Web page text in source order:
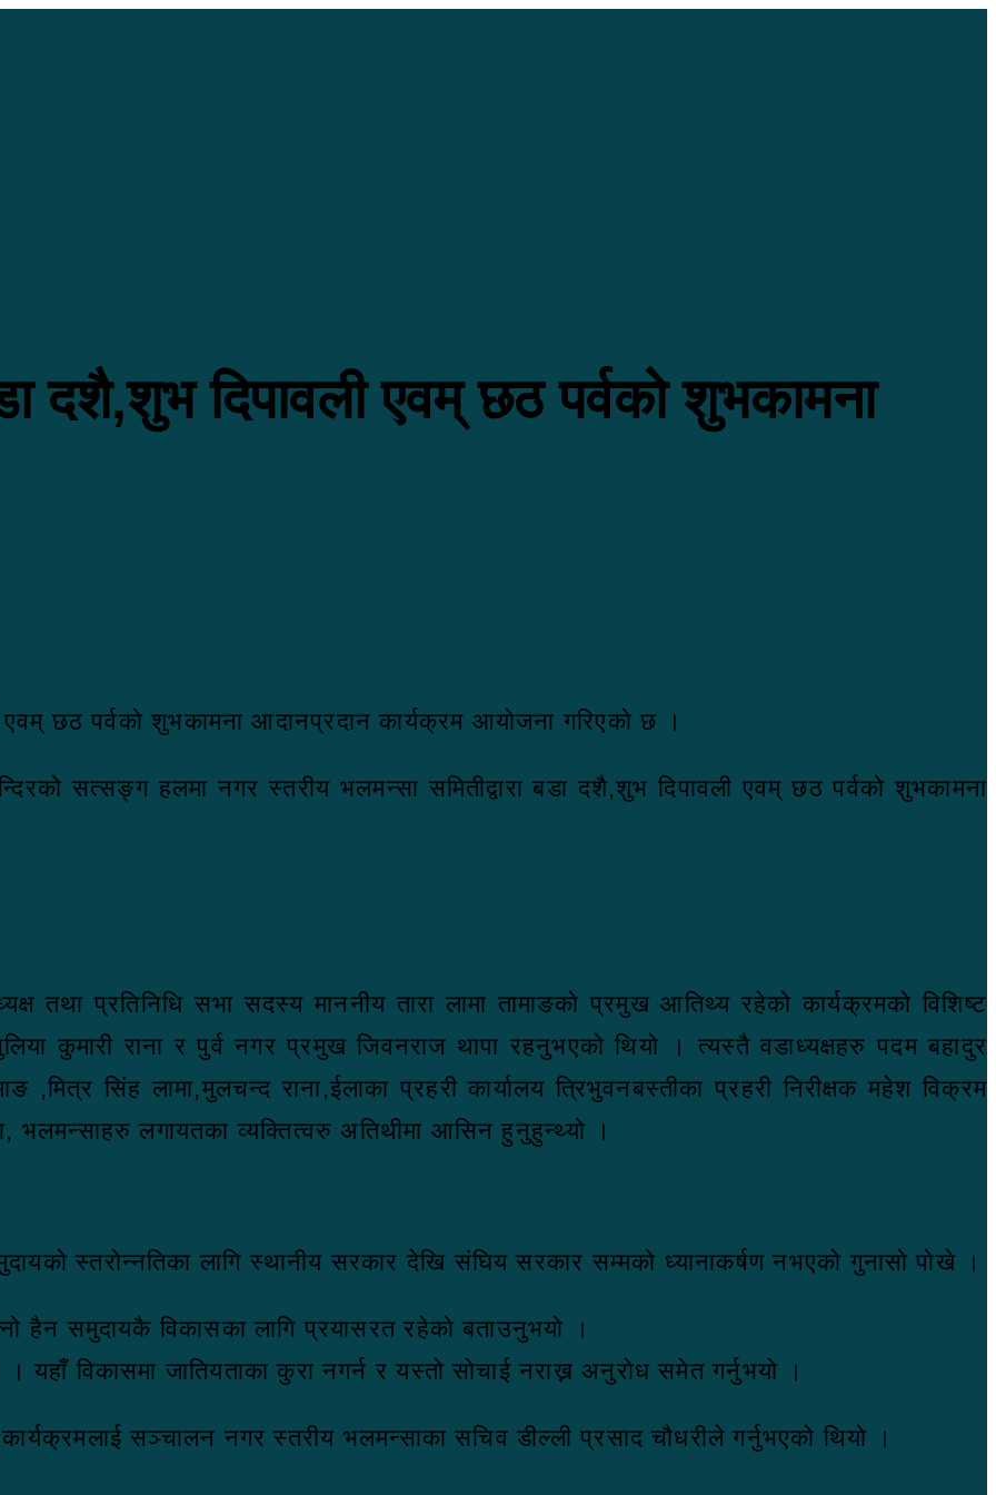
दशै,शुभ दिपावली एवम् छठ पर्वको शुभकामना
छठ पर्वको शुभकामना आदानप्रदान कार्यक्रम आयोजना गरिएको छ ।
सत्सङ्ग हलमा नगर स्तरीय भलमन्सा समितीद्वारा बडा दशै,शुभ दिपावली एवम् छठ पर्वको शुभकामना
तथा प्रतिनिधि सभा सदस्य माननीय तारा लामा तामाङको प्रमुख आतिथ्य रहेको कार्यक्रमको विशिष्ट
कुमारी राना र पुर्व नगर प्रमुख जिवनराज थापा रहनुभएको थियो । त्यस्तै वडाध्यक्षहरु पदम बहादुर
,मित्र सिंह लामा,मुलचन्द राना,ईलाका प्रहरी कार्यालय त्रिभुवनबस्तीका प्रहरी निरीक्षक महेश विक्रम
भलमन्साहरु लगायतका व्यक्तित्वरु अतिथीमा आसिन हुनुहुन्थ्यो ।
स्तरोन्नतिका लागि स्थानीय सरकार देखि संघिय सरकार सम्मको ध्यानाकर्षण नभएको गुनासो पोखे ।
हैन समुदायकै विकासका लागि प्रयासरत रहेको बताउनुभयो ।
यहाँ विकासमा जातियताका कुरा नगर्न र यस्तो सोचाई नराख्न अनुरोध समेत गर्नुभयो ।
सञ्चालन नगर स्तरीय भलमन्साका सचिव डील्ली प्रसाद चौधरीले गर्नुभएको थियो ।